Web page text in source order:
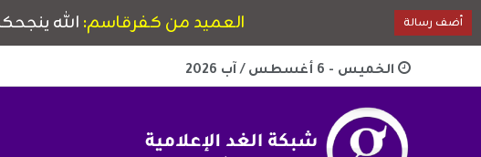
الخميس - 6 أغسطس / آب 2026